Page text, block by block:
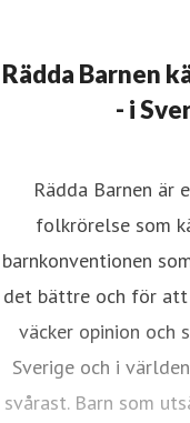
Rädda Barnen
- i
Rädda Barnen är
folkrörelse som
barnkonventionen
det bättre och för att
väcker opinion och
Sverige och i
svårast. Barn som